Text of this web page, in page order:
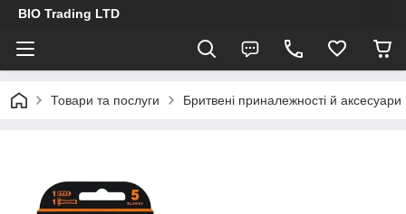
BIO Trading LTD
Товари та послуги Бритвені приналежності й аксесуари